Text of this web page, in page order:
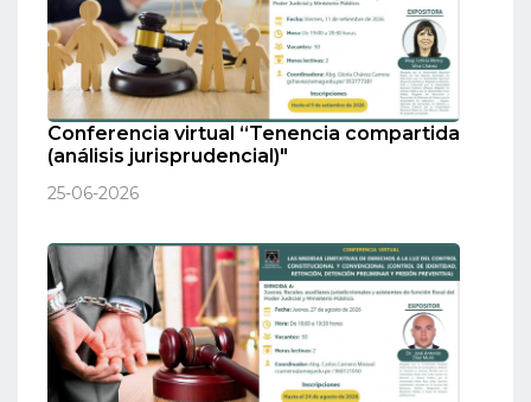
Conferencia virtual “Tenencia compartida
(análisis jurisprudencial)"
25-06-2026